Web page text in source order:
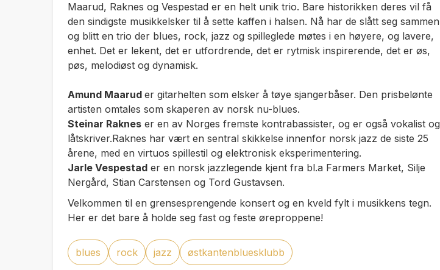
Maarud, Raknes og Vespestad er en helt unik trio. Bare historikken deres vil få
den sindigste musikkelsker til å sette kaffen i halsen. Nå har de slått seg sammen
og blitt en trio der blues, rock, jazz og spilleglede møtes i en høyere, og lavere,
enhet. Det er lekent, det er utfordrende, det er rytmisk inspirerende, det er øs,
pøs, melodiøst og dynamisk.
Amund Maarud er gitarhelten som elsker å tøye sjangerbåser. Den prisbelønte
artisten omtales som skaperen av norsk nu-blues.
Steinar Raknes er en av Norges fremste kontrabassister, og er også vokalist og
låtskriver.Raknes har vært en sentral skikkelse innenfor norsk jazz de siste 25
årene, med en virtuos spillestil og elektronisk eksperimentering.
Jarle Vespestad er en norsk jazzlegende kjent fra bl.a Farmers Market, Silje
Nergård, Stian Carstensen og Tord Gustavsen.
Velkommen til en grensesprengende konsert og en kveld fylt i musikkens tegn.
Her er det bare å holde seg fast og feste øreproppene!
blues rock jazz østkantenbluesklubb